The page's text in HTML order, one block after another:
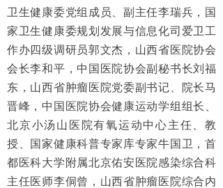
卫生健康委党组成员、副主任李瑞兵，国
家卫生健康委规划发展与信息化司爱卫工
作办四级调研员郭文杰，山西省医院协会
会长李和平，中国医院协会副秘书长刘福
东，山西省肿瘤医院党委副书记、院长马
晋峰，中国医院协会健康运动学组组长、
北京小汤山医院有氧运动中心主任、教
授、国家健康科普专家库专家牛国卫，首
都医科大学附属北京佑安医院感染综合科
主任医师李侗曾，山西省肿瘤医院综合内